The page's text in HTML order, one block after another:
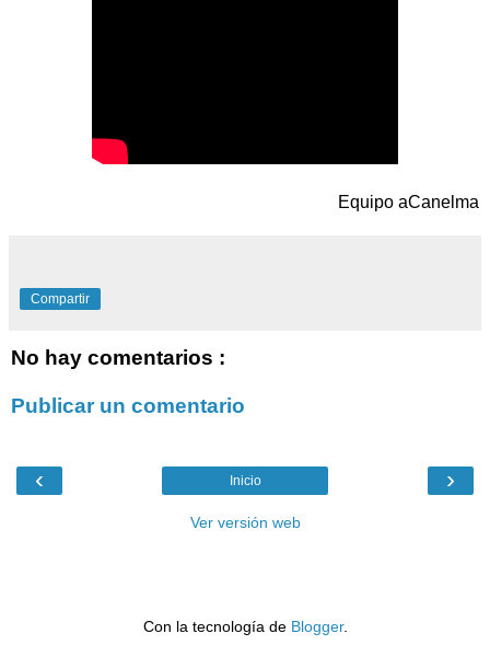
Equipo aCanelma
Compartir
No hay comentarios :
Publicar un comentario
‹ ›
Inicio
Ver versión web
Con la tecnología de Blogger.